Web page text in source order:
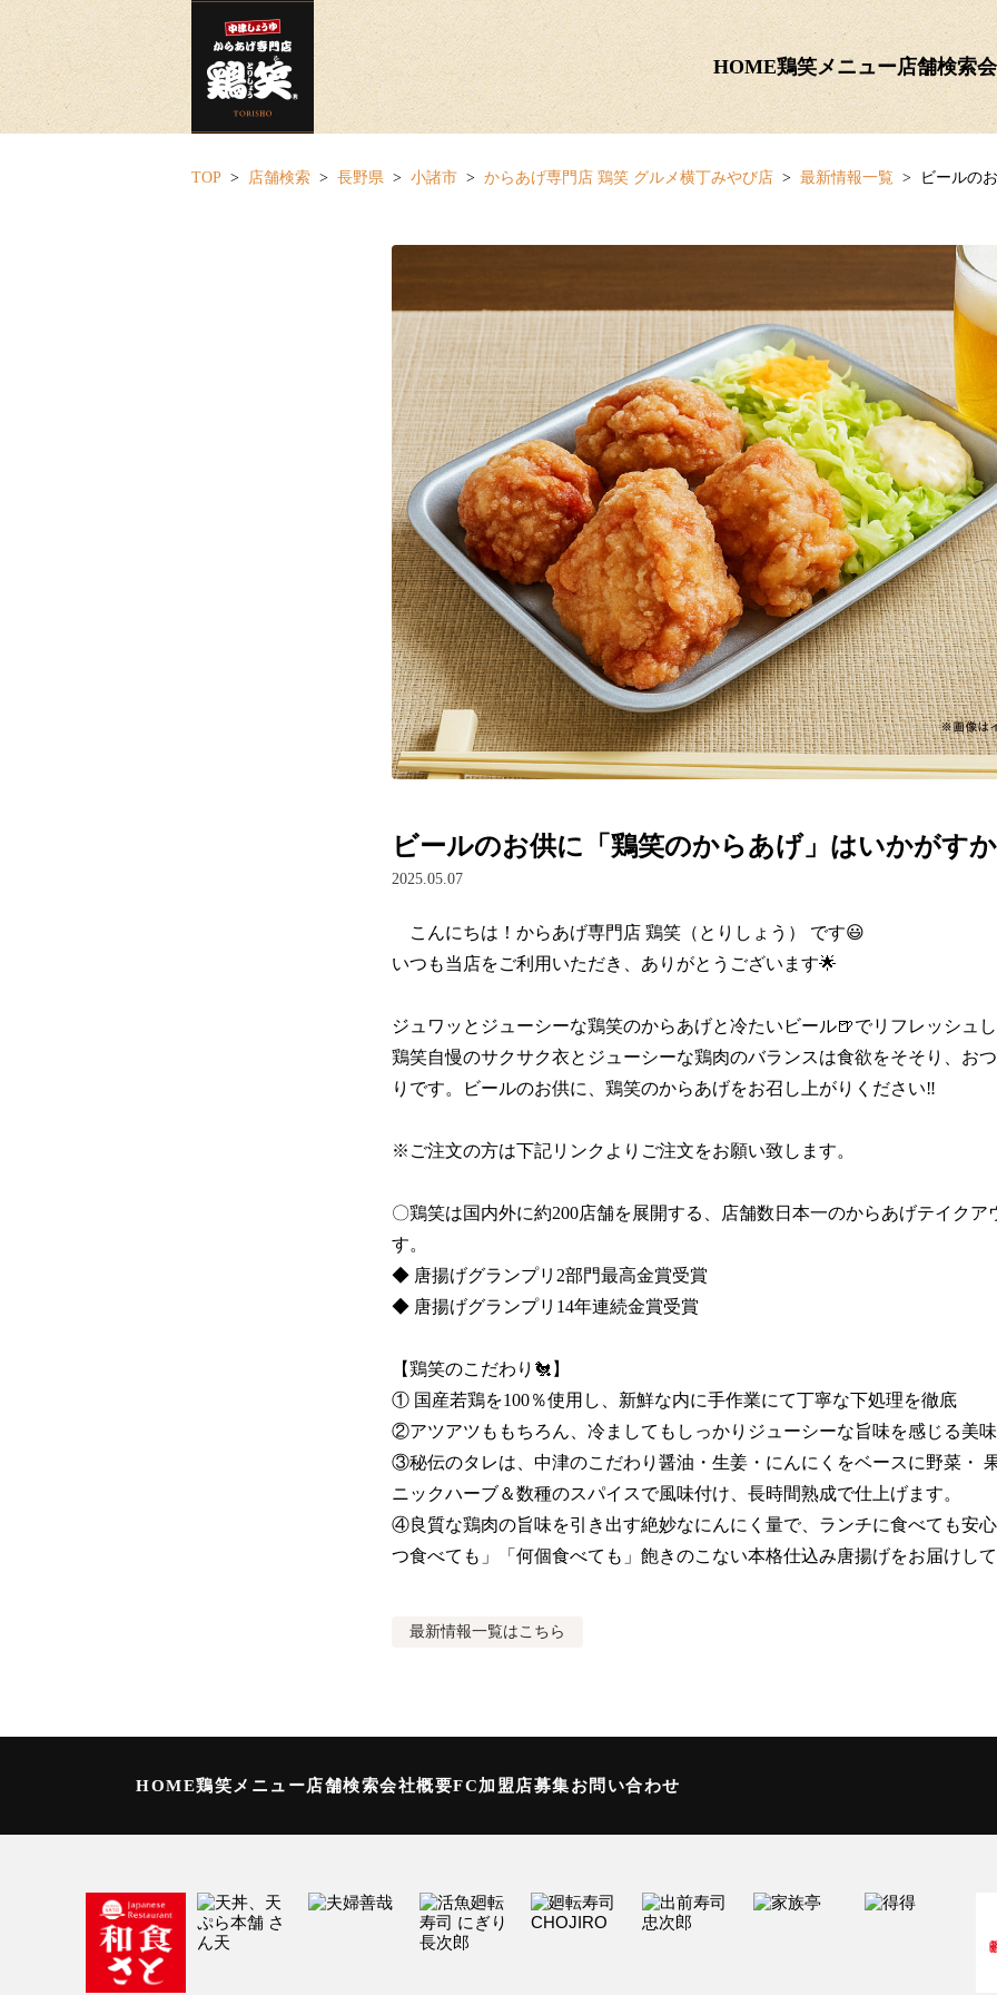
HOME鶏笑メニュー店舗検索
TOP 店舗検索 長野県 小諸市 からあげ専門店 鶏笑 グルメ横丁みやび店 最新情報一覧 ビールの
ビールのお供に「鶏笑のからあげ」はいかがす
2025.05.07
こんにちは！からあげ専門店 鶏笑（とりしょう） です😃
いつも当店をご利用いただき、ありがとうございます🌟
ジュワッとジューシーな鶏笑のからあげと冷たいビール🍺でリフレッシュ
鶏笑自慢のサクサク衣とジューシーな鶏肉のバランスは食欲をそそり、お
りです。ビールのお供に、鶏笑のからあげをお召し上がりください‼
※ご注文の方は下記リンクよりご注文をお願い致します。
〇鶏笑は国内外に約200店舗を展開する、店舗数日本一のからあげテイクア
す。
◆ 唐揚げグランプリ2部門最高金賞受賞
◆ 唐揚げグランプリ14年連続金賞受賞
【鶏笑のこだわり🐔】
① 国産若鶏を100％使用し、新鮮な内に手作業にて丁寧な下処理を徹底
②アツアツももちろん、冷ましてもしっかりジューシーな旨味を感じる美
③秘伝のタレは、中津のこだわり醤油・生姜・にんにくをベースに野菜・
ニックハーブ＆数種のスパイスで風味付け、長時間熟成で仕上げます。
④良質な鶏肉の旨味を引き出す絶妙なにんにく量で、ランチに食べても安
つ食べても」「何個食べても」飽きのこない本格仕込み唐揚げをお届けし
最新情報一覧はこちら
HOME鶏笑メニュー店舗検索会社概要FC加盟店募集お問い合わせ